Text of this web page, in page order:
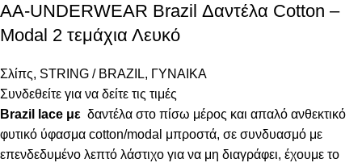
AA-UNDERWEAR Brazil Δαντέλα Cotton –
Modal 2 τεμάχια Λευκό
Σλίπς, STRING / BRAZIL, ΓΥΝΑΙΚΑ
Συνδεθείτε για να δείτε τις τιμές
Brazil lace με δαντέλα στο πίσω μέρος και απαλό ανθεκτικό
φυτικό ύφασμα cotton/modal μπροστά, σε συνδυασμό με
επενδεδυμένο λεπτό λάστιχο για να μη διαγράφει, έχουμε το